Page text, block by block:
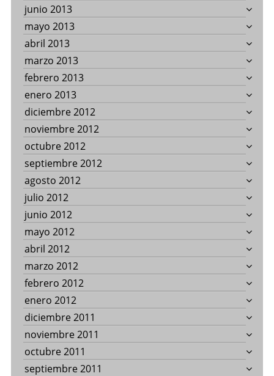
junio 2013
mayo 2013
abril 2013
marzo 2013
febrero 2013
enero 2013
diciembre 2012
noviembre 2012
octubre 2012
septiembre 2012
agosto 2012
julio 2012
junio 2012
mayo 2012
abril 2012
marzo 2012
febrero 2012
enero 2012
diciembre 2011
noviembre 2011
octubre 2011
septiembre 2011